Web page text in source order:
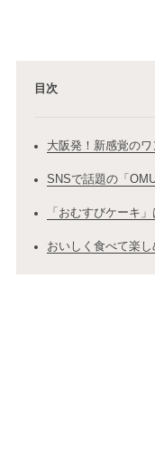
目次
大阪発！新感覚の
SNSで話題の「
「おむすびケーキ
おいしく食べて楽